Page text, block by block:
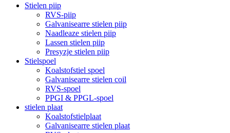
Stielen piip
RVS-piip
Galvanisearre stielen piip
Naadleaze stielen piip
Lassen stielen piip
Presyzje stielen piip
Stielspoel
Koalstofstiel spoel
Galvanisearre stielen coil
RVS-spoel
PPGI & PPGL-spoel
stielen plaat
Koalstofstielplaat
Galvanisearre stielen plaat